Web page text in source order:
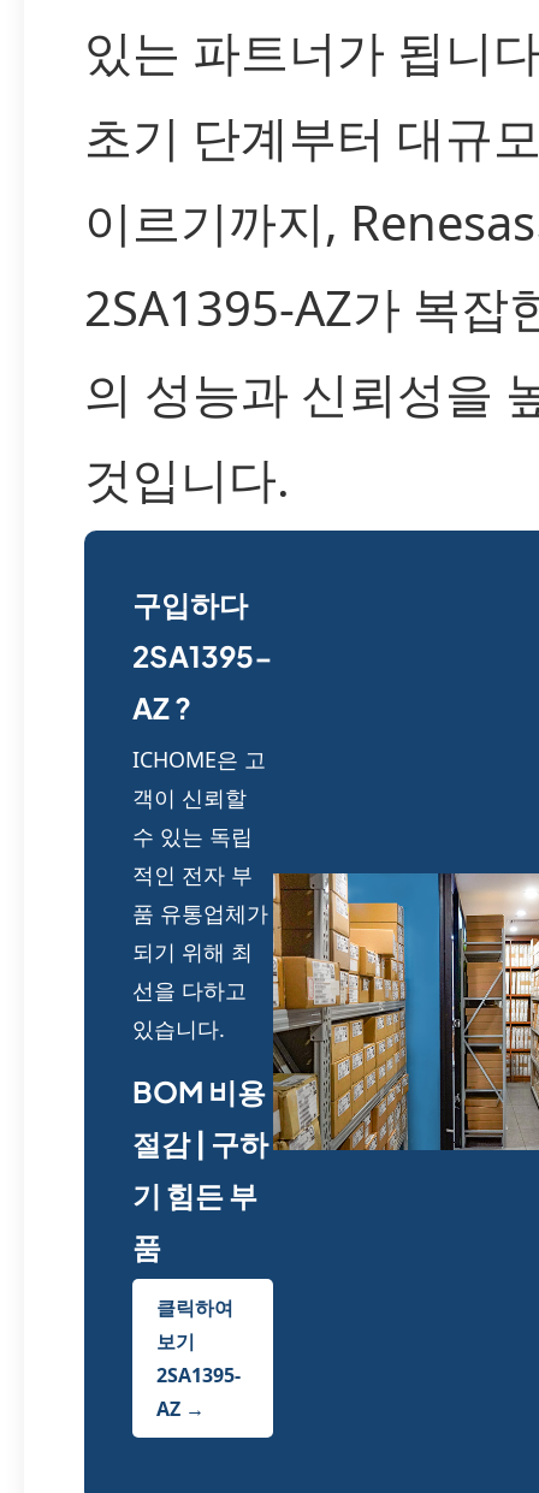
있는 파트너가 됩니
초기 단계부터 대규
이르기까지,
2SA1395-AZ가 복잡
의 성능과 신뢰성을
것입니다.
구입하다
2SA1395-
AZ ?
ICHOME은 고
객이 신뢰할
수 있는 독립
적인 전자 부
품 유통업체가
되기 위해 최
선을 다하고
있습니다.
BOM 비용
절감 | 구하
기 힘든 부
품
클릭하여
보기
2SA1395-
AZ →